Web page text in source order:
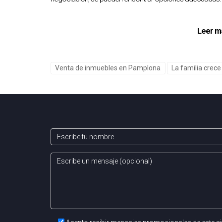
Vender tu vivienda actual antes de mudarte
pagar dos hipotecas simultáneamente, la
innecesarios y guiarte hacia una transición
acompañarte en cada paso del camino hacia
Leer
Venta de inmuebles en Pamplona La familia